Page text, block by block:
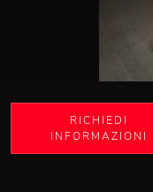
RICHIEDI
INFORMAZIONI